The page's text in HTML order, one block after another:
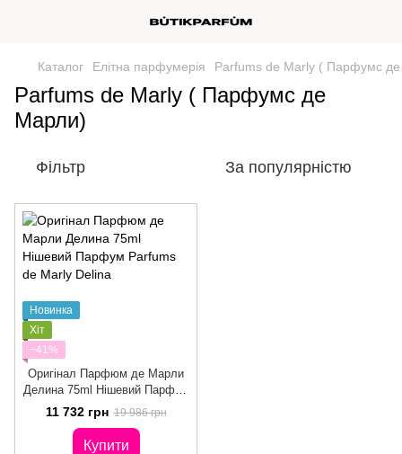
Каталог Елітна парфумерія Parfums de Marly ( Парфумс
Parfums de Marly ( Парфумс де
Марли)
Фільтр За популярністю
Новинка
Хіт
−41%
Оригінал Парфюм де Марли
Делина 75ml Нішевий Парфум
Parfums de Marly Delina
11 732 грн 19 986 грн
Купити